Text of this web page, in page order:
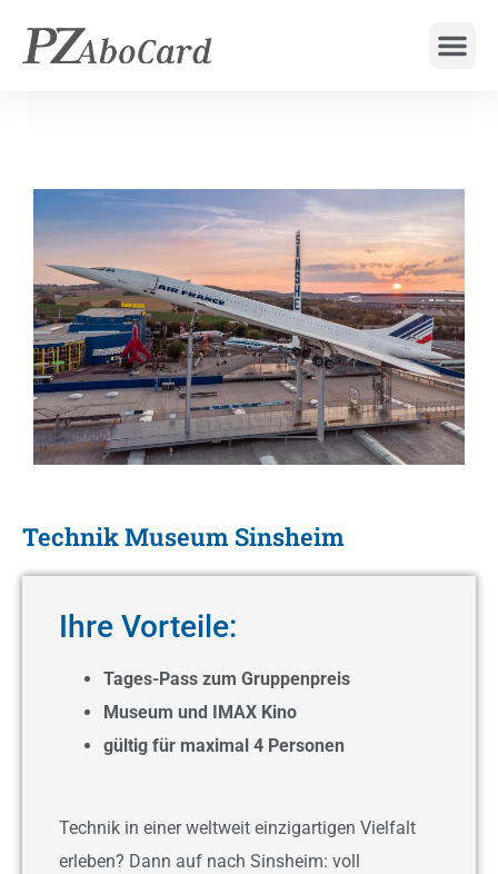
Technik Museum Sinsheim
Ihre Vorteile:
Tages-Pass zum Gruppenpreis
Museum und IMAX Kino
gültig für maximal 4 Personen
Technik in einer weltweit einzigartigen Vielfalt
erleben? Dann auf nach Sinsheim: voll